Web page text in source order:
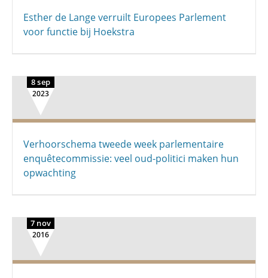
Esther de Lange verruilt Europees Parlement
voor functie bij Hoekstra
8 sep
2023
Verhoorschema tweede week parlementaire
enquêtecommissie: veel oud-politici maken hun
opwachting
7 nov
2016